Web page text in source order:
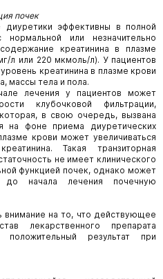
почек
диуретики эффективны в полной
или незначительно
креатинина в плазме
л или 220 мкмоль/л). У пациентов
креатинина в плазме крови
массы тела и пола.
лечения у пациентов может
клубочковой фильтрации,
в свою очередь, вызвана
на фоне приема диуретических
крови может увеличиваться
Такая транзиторная
не имеет клинического
функцией почек, однако может
начала лечения почечную
внимание на то, что действующее
лекарственного препарата
результат при